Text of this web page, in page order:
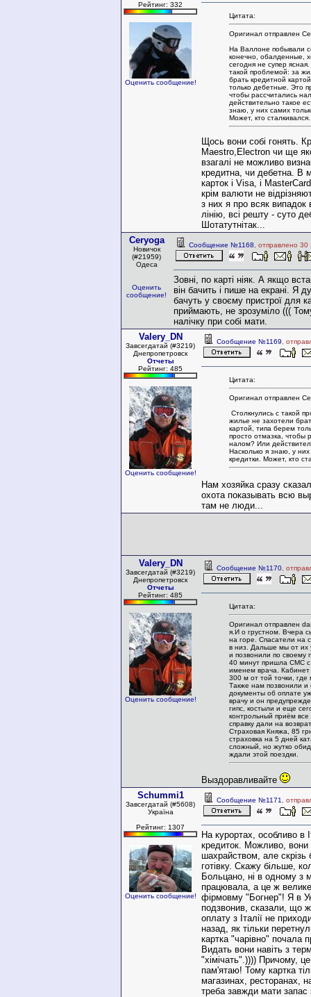
Рейтинг: 332
Оценить сообщение!
Цитата:
Оригинал отправлен
На Валлоне побывали
конечно, обалденные,
сегодня не супер
такой проблемой: за
брать кредитной
только дебетные. Это
чтобы рассчитались
действительно такое
знаю, у них самих
Может, кто сталкивался.
Щось вони собі гонять.
Maestro,Electron чи ще
взагалі не можливо
кредитна, чи дебетна. В
карток і Visa, i
крім валюти не
з них я про всяк випадок
лінію, всі решту - суто
Шотатутнітак...
Ceryoga
Новичок
(#21959)
Одеса
Оценить
сообщение!
Сообщение №1168 , отправлено
Зовні, по карті ніяк. А якщо
він бачить і пише на екрані. Я
бачуть у своєму пристрої для
приймають, не зрозуміло (((
налічку при собі мати.
Valery_DN
Завсегдатай (#3219)
Днепропетровск
Отчеты
Рейтинг: 485
Оценить сообщение!
Сообщение №1169 ,
Цитата:
Оригинал отправлен
Столкнулись с такой
жилье не захотели
картой, типа берем
просто отмазка, чтобы
налом? Или
Насколько я знаю, у
кредитки. Может, кто
Нам хозяйка сразу
охота показывать всю
там не люди...
Valery_DN
Завсегдатай (#3219)
Днепропетровск
Отчеты
Рейтинг: 485
Оценить сообщение!
Сообщение №1170 ,
Цитата:
Оригинал отправлен
я.И о грустном. Вчера
на горе. Спасатели на
в низ. Дальше мы от их
и позвонили по своему
40 минут пришла СМС
именем врача. Кабинет
300 м от той точки,
Также нам позвонили и
документы об оплате
врачу и он
гипс, костыли и еще
контрольный приём
справку дали на
Страховая Княжа, 85
страховка на 5 дней
сложный, но жутко
ждали этой поездки.
Выздоравливайте
Schummi1
Завсегдатай (#5608)
Україна
Рейтинг: 1307
Оценить сообщение!
Сообщение №1171 ,
На курортах, особливо в
кредиток. Можливо, вони
шахрайством, але скрізь
готівку. Скажу більше,
Больцано, ні в одному з
працювала, а це ж велике
фірмовму "Богнер"! Я в
подзвонив, сказали, що
оплату з Італії не
назад, як тільки
картка "чарівно" почала
Видать вони навіть з
"хімічать".)))) Причому,
пам'ятаю! Тому картка
магазинах, ресторанах,
треба завжди мати